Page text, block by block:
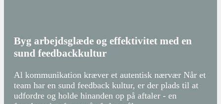
Byg arbejdsglæde og effektivitet med en
sund feedbackkultur
Al kommunikation kræver et autentisk nærvær Når et
team har en sund feedback kultur, er der plads til at
udfordre og holde hinanden op på aftaler - en